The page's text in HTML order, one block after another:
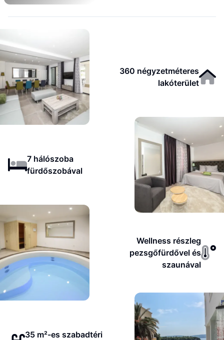
360 négyzetméteres
lakóterület
7 hálószoba
fürdőszobával
Wellness részleg
pezsgőfürdővel és
szaunával
35 m²-es szabadtéri